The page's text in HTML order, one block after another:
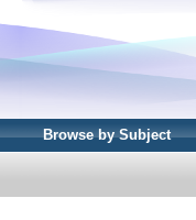
Browse by Subject